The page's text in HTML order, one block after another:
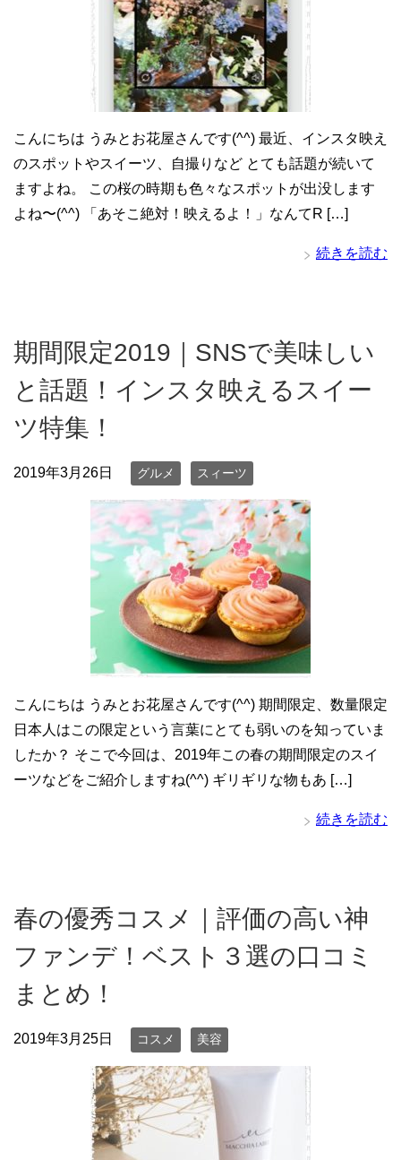
こんにちは うみとお花屋さんです(^^) 最近、インスタ映え
のスポットやスイーツ、自撮りなど とても話題が続いて
ますよね。 この桜の時期も色々なスポットが出没します
よね〜(^^) 「あそこ絶対！映えるよ！」なんてR […]
続きを読む
期間限定2019｜SNSで美味しい
と話題！インスタ映えるスイー
ツ特集！
2019年3月26日 グルメ スィーツ
こんにちは うみとお花屋さんです(^^) 期間限定、数量限定
日本人はこの限定という言葉にとても弱いのを知っていま
したか？ そこで今回は、2019年この春の期間限定のスイ
ーツなどをご紹介しますね(^^) ギリギリな物もあ […]
続きを読む
春の優秀コスメ｜評価の高い神
ファンデ！ベスト３選の口コミ
まとめ！
2019年3月25日 コスメ 美容